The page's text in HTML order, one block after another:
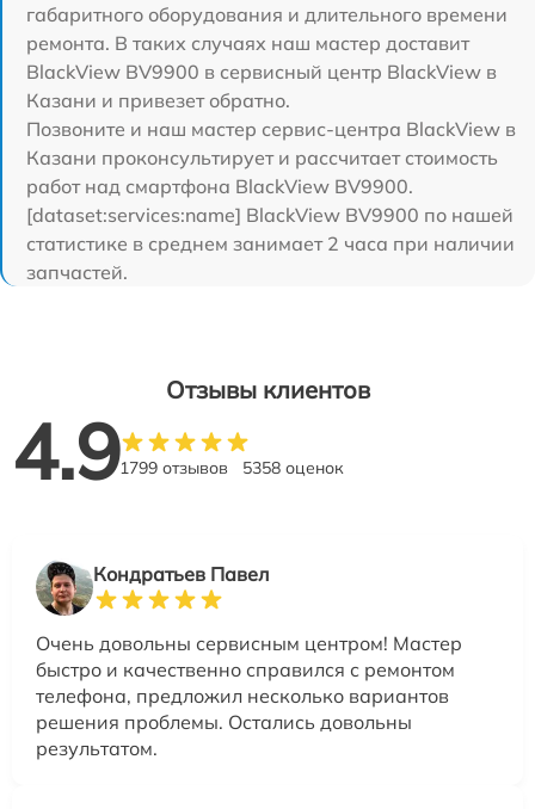
габаритного оборудования и длительного времени
ремонта. В таких случаях наш мастер доставит
BlackView BV9900 в сервисный центр BlackView в
Казани и привезет обратно.
Позвоните и наш мастер сервис-центра BlackView в
Казани проконсультирует и рассчитает стоимость
работ над смартфона BlackView BV9900.
[dataset:services:name] BlackView BV9900 по нашей
статистике в среднем занимает 2 часа при наличии
запчастей.
Отзывы клиентов
4.91799 отзывов 5358 оценок
Кондратьев Павел
Очень довольны сервисным центром! Мастер
быстро и качественно справился с ремонтом
телефона, предложил несколько вариантов
решения проблемы. Остались довольны
результатом.